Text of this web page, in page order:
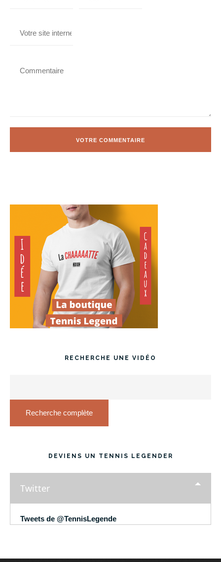
RECHERCHE UNE VIDÉO
Recherche complète
DEVIENS UN TENNIS LEGENDER
Twitter
Tweets de @TennisLegende